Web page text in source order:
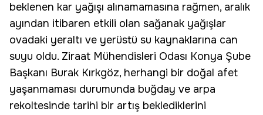
beklenen kar yağışı alınamamasına rağmen, aralık
ayından itibaren etkili olan sağanak yağışlar
ovadaki yeraltı ve yerüstü su kaynaklarına can
suyu oldu. Ziraat Mühendisleri Odası Konya Şube
Başkanı Burak Kırkgöz, herhangi bir doğal afet
yaşanmaması durumunda buğday ve arpa
rekoltesinde tarihi bir artış beklediklerini